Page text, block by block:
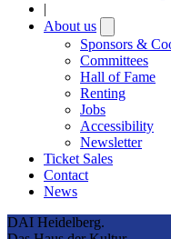
|
About us
submenu
Sponsors &
Committees
Hall of Fame
Renting
Jobs
Accessibility
Newsletter
Ticket Sales
Contact
News
DAI Heidelberg.